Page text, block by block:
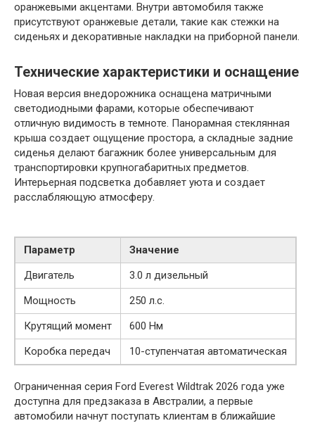
оранжевыми акцентами. Внутри автомобиля также
присутствуют оранжевые детали, такие как стежки на
сиденьях и декоративные накладки на приборной панели.
Технические характеристики и оснащение
Новая версия внедорожника оснащена матричными
светодиодными фарами, которые обеспечивают
отличную видимость в темноте. Панорамная стеклянная
крыша создает ощущение простора, а складные задние
сиденья делают багажник более универсальным для
транспортировки крупногабаритных предметов.
Интерьерная подсветка добавляет уюта и создает
расслабляющую атмосферу.
Параметр
Значение
Двигатель
3.0 л дизельный
Мощность
250 л.с.
Крутящий момент
600 Нм
Коробка передач
10-ступенчатая автоматическая
Ограниченная серия Ford Everest Wildtrak 2026 года уже
доступна для предзаказа в Австралии, а первые
автомобили начнут поступать клиентам в ближайшие